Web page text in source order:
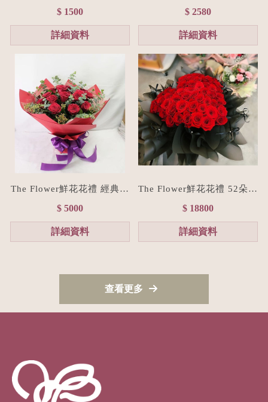
束M size(贈禮物提袋/全台
宅配）香檳色
$ 1500
詳細資料
束XL size(贈禮物提袋/全台
宅配/色系客製化）藍色系
$ 2580
詳細資料
The Flower鮮花花禮 經典紅
進口玫瑰花束L size
$ 5000
詳細資料
The Flower鮮花花禮 52朵進
口紅玫瑰愛心花束/七夕情人
節花束預購
$ 18800
詳細資料
查看更多